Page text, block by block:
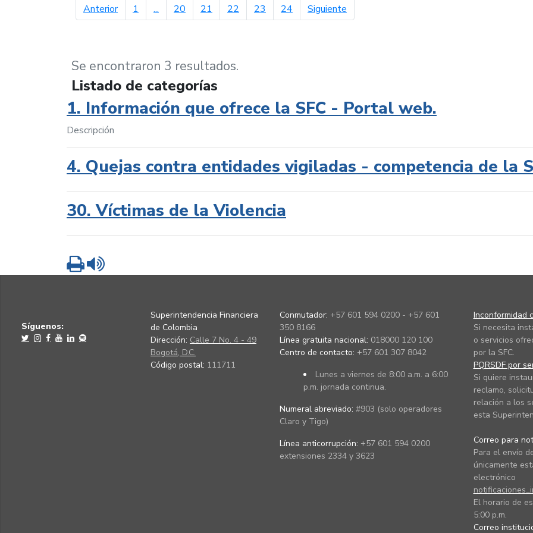
Anteriorpágina anterior
1 ... 20 21 22 23 24 Siguientepágina siguiente
Se encontraron 3 resultados.
Listado de categorías
1. Información que ofrece la SFC - Portal web.
Descripción
4. Quejas contra entidades vigiladas - competencia de la
30. Víctimas de la Violencia
Imprimir
Síguenos:
Superintendencia Financiera
de Colombia
Dirección: Calle 7 No. 4 - 49
Bogotá, D.C.
Código postal: 111711
Conmutador: +57 601 594 0200 - +57 601
350 8166
Línea gratuita nacional: 018000 120 100
Centro de contacto: +57 601 307 8042
Lunes a viernes de 8:00 a.m. a 6:00
p.m. jornada continua.
Numeral abreviado: #903 (solo operadores
Claro y Tigo)
Línea anticorrupción: +57 601 594 0200
extensiones 2334 y 3623
Inconformidad
Si necesita
o servicios
por la SFC.
PQRSDF por
Si quiere
reclamo,
relación a los
esta
Correo para
Para el envío
únicamente
electrónico
El horario de
5:00 p.m.
Correo